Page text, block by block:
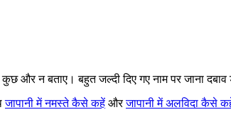
न बताए। बहुत जल्दी दिए गए नाम पर जाना दबाव
जापानी में नमस्ते कैसे कहें औरजापानी में अलविदा कैसे